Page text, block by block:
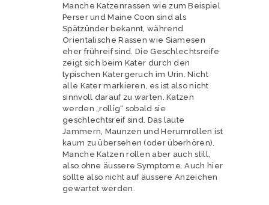
Manche Katzenrassen wie zum Beispiel
Perser und Maine Coon sind als
Spätzünder bekannt, während
Orientalische Rassen wie Siamesen
eher frühreif sind. Die Geschlechtsreife
zeigt sich beim Kater durch den
typischen Katergeruch im Urin. Nicht
alle Kater markieren, es ist also nicht
sinnvoll darauf zu warten. Katzen
werden „rollig“ sobald sie
geschlechtsreif sind. Das laute
Jammern, Maunzen und Herumrollen ist
kaum zu übersehen (oder überhören).
Manche Katzen rollen aber auch still,
also ohne äussere Symptome. Auch hier
sollte also nicht auf äussere Anzeichen
gewartet werden.